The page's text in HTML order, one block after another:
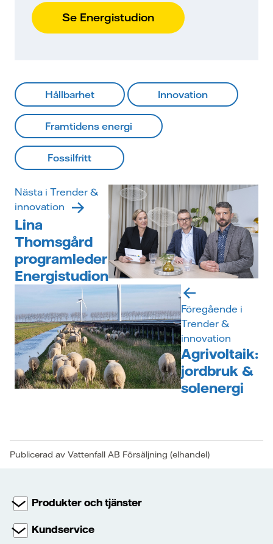
Se Energistudion
Hållbarhet Innovation
Framtidens energi
Fossilfritt
Föregående i
Trender &
innovation
Agrivoltaik:
jordbruk &
solenergi
Nästa i Trender &
innovation
Lina
Thomsgård
programleder
Energistudion
Publicerad av Vattenfall AB Försäljning (elhandel)
Produkter och tjänster
Kundservice